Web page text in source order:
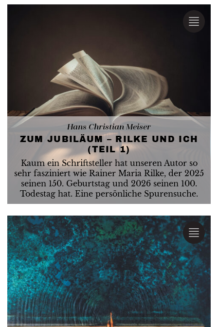
Hans Christian Meiser
ZUM JUBILÄUM – RILKE UND ICH
(TEIL 1)
Kaum ein Schriftsteller hat unseren Autor so
sehr fasziniert wie Rainer Maria Rilke, der 2025
seinen 150. Geburtstag und 2026 seinen 100.
Todestag hat. Eine persönliche Spurensuche.